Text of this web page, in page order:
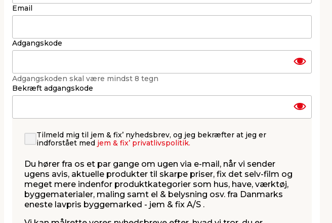
Email
Adgangskode
Adgangskoden skal være mindst 8 tegn
Bekræft adgangskode
Tilmeld mig til jem & fix’ nyhedsbrev, og jeg bekræfter at jeg er
indforstået med jem & fix’ privatlivspolitik.
Du hører fra os et par gange om ugen via e-mail, når vi sender
ugens avis, aktuelle produkter til skarpe priser, fix det selv-film og
meget mere indenfor produktkategorier som hus, have, værktøj,
byggematerialer, maling samt el & belysning osv. fra Danmarks
eneste lavpris byggemarked - jem & fix A/S .